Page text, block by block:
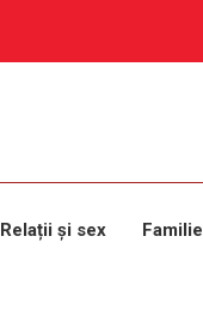
Relații și sex Familie